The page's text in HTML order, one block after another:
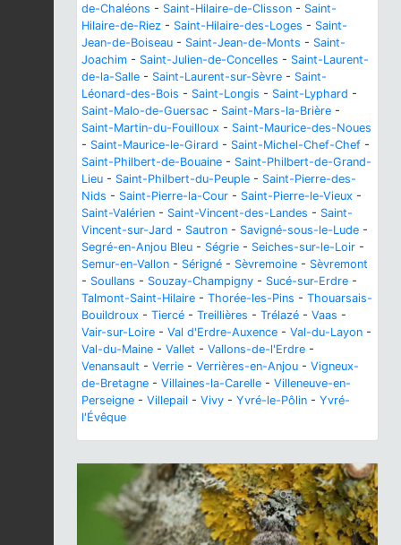
de-Chaléons - Saint-Hilaire-de-Clisson - Saint-
Hilaire-de-Riez - Saint-Hilaire-des-Loges - Saint-
Jean-de-Boiseau - Saint-Jean-de-Monts - Saint-
Joachim - Saint-Julien-de-Concelles - Saint-Laurent-
de-la-Salle - Saint-Laurent-sur-Sèvre - Saint-
Léonard-des-Bois - Saint-Longis - Saint-Lyphard -
Saint-Malo-de-Guersac - Saint-Mars-la-Brière -
Saint-Martin-du-Fouilloux - Saint-Maurice-des-Noues
- Saint-Maurice-le-Girard - Saint-Michel-Chef-Chef -
Saint-Philbert-de-Bouaine - Saint-Philbert-de-Grand-
Lieu - Saint-Philbert-du-Peuple - Saint-Pierre-des-
Nids - Saint-Pierre-la-Cour - Saint-Pierre-le-Vieux -
Saint-Valérien - Saint-Vincent-des-Landes - Saint-
Vincent-sur-Jard - Sautron - Savigné-sous-le-Lude -
Segré-en-Anjou Bleu - Ségrie - Seiches-sur-le-Loir -
Semur-en-Vallon - Sérigné - Sèvremoine - Sèvremont
- Soullans - Souzay-Champigny - Sucé-sur-Erdre -
Talmont-Saint-Hilaire - Thorée-les-Pins - Thouarsais-
Bouildroux - Tiercé - Treillières - Trélazé - Vaas -
Vair-sur-Loire - Val d'Erdre-Auxence - Val-du-Layon -
Val-du-Maine - Vallet - Vallons-de-l'Erdre -
Venansault - Verrie - Verrières-en-Anjou - Vigneux-
de-Bretagne - Villaines-la-Carelle - Villeneuve-en-
Perseigne - Villepail - Vivy - Yvré-le-Pôlin - Yvré-
l'Évêque